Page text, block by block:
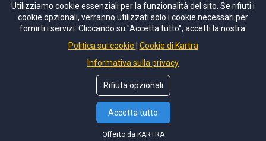
expect.
By subscribing to materials from the Publisher, you
expressly acknowledge and accept that we are not making
any promises, suggestions, projections, representations, or
guarantees of any kind regarding future profit prospects or
products and/or services, and we have not authorized any
projections, promises, or representations by third parties,
whether internal or external to the company.
Contattaci su WhatsApp
Utilizziamo cookie essenziali per la funzionalità del sito. Se rifiuti i
cookie opzionali, verranno utilizzati solo i cookie necessari per
fornirti i servizi. Cliccando su "Accetta tutto", accetti la nostra:
Politica sui cookie
Cookie di Kartra
Informativa sulla privacy
Rifiuta opzionali
Accetta tutto
Offerto da KARTRA